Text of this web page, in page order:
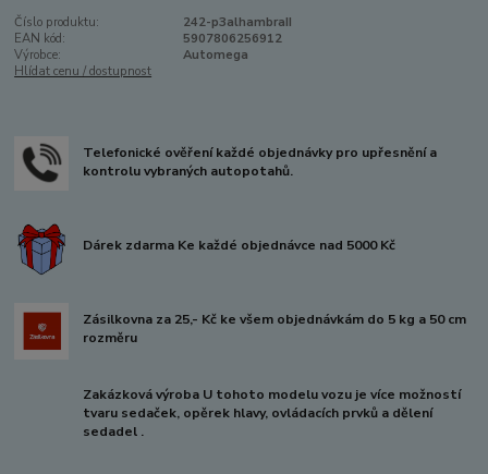
Číslo produktu:
242-p3alhambraII
EAN kód:
5907806256912
Výrobce:
Automega
Hlídat cenu / dostupnost
Telefonické ověření každé objednávky pro upřesnění a
kontrolu vybraných autopotahů.
Dárek zdarma Ke každé objednávce nad 5000 Kč
Zásilkovna za 25,- Kč ke všem objednávkám do 5 kg a 50 cm
rozměru
Zakázková výroba U tohoto modelu vozu je více možností
tvaru sedaček, opěrek hlavy, ovládacích prvků a dělení
sedadel .